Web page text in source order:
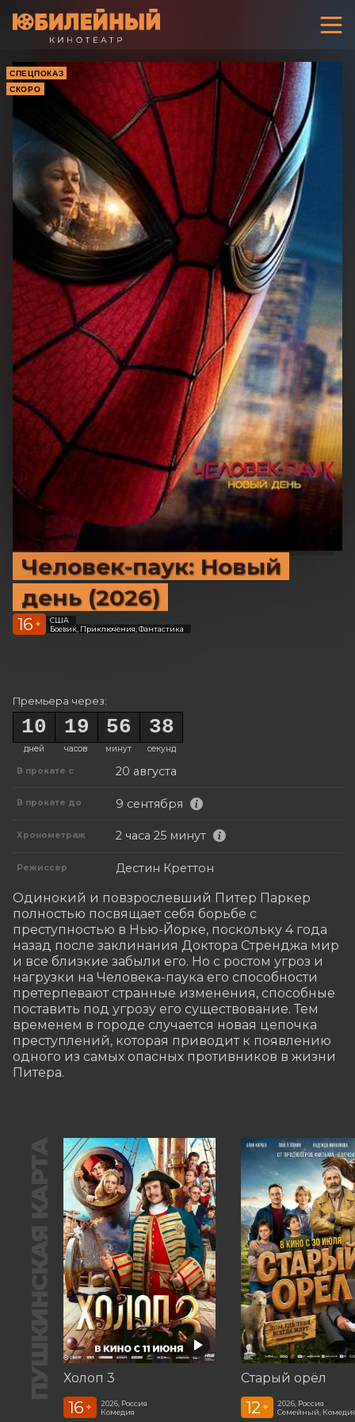
СПЕЦПОКАЗ
СКОРО
Человек-паук: Новый
день (2026)
16 +
США
Боевик, Приключения, Фантастика
Премьера через:
10
дней
19
часов
56
минут
37
секунд
В прокате с 20 августа
В прокате до 9 сентября
Хронометраж 2 часа 25 минут
Режиссер Дестин Креттон
Одинокий и повзрослевший Питер Паркер
полностью посвящает себя борьбе с
преступностью в Нью-Йорке, поскольку 4 года
назад после заклинания Доктора Стренджа мир
и все близкие забыли его. Но с ростом угроз и
нагрузки на Человека-паука его способности
претерпевают странные изменения, способные
поставить под угрозу его существование. Тем
временем в городе случается новая цепочка
преступлений, которая приводит к появлению
одного из самых опасных противников в жизни
Питера.
ПУШКИНСКАЯ КАРТА Холоп 3
16 +
2026, Россия
Комедия
Старый орёл
12 +
2026, Россия
Семейный,